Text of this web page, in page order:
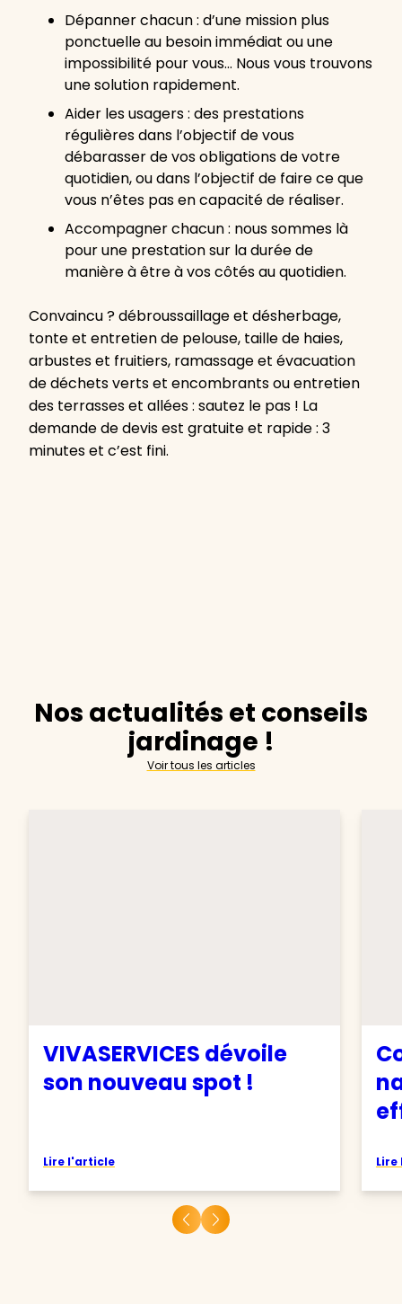
Dépanner chacun : d’une mission plus
ponctuelle au besoin immédiat ou une
impossibilité pour vous… Nous vous trouvons
une solution rapidement.
Aider les usagers : des prestations
régulières dans l’objectif de vous
débarasser de vos obligations de votre
quotidien, ou dans l’objectif de faire ce que
vous n’êtes pas en capacité de réaliser.
Accompagner chacun : nous sommes là
pour une prestation sur la durée de
manière à être à vos côtés au quotidien.
Convaincu ? débroussaillage et désherbage,
tonte et entretien de pelouse, taille de haies,
arbustes et fruitiers, ramassage et évacuation
de déchets verts et encombrants ou entretien
des terrasses et allées : sautez le pas ! La
demande de devis est gratuite et rapide : 3
minutes et c’est fini.
Nos actualités et conseils
jardinage !
Voir tous les articles
VIVASERVICES dévoile
son nouveau spot !
Lire l'article